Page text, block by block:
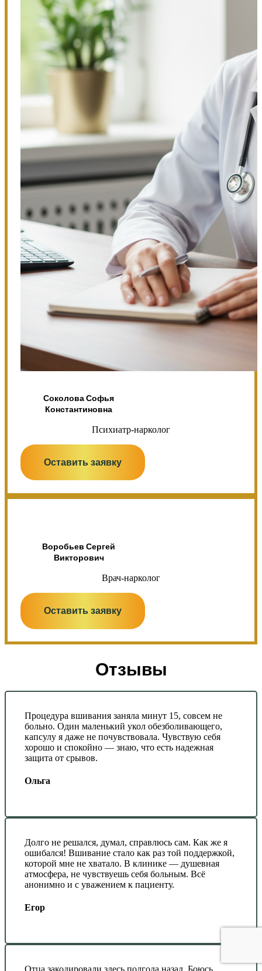
Соколова Софья
Константиновна
Психиатр-нарколог
Оставить заявку
Воробьев Сергей
Викторович
Врач-нарколог
Оставить заявку
Отзывы
Процедура вшивания заняла минут 15, совсем не
больно. Один маленький укол обезболивающего,
капсулу я даже не почувствовала. Чувствую себя
хорошо и спокойно — знаю, что есть надежная
защита от срывов.
Ольга
Долго не решался, думал, справлюсь сам. Как же я
ошибался! Вшивание стало как раз той поддержкой,
которой мне не хватало. В клинике — душевная
атмосфера, не чувствуешь себя больным. Всё
анонимно и с уважением к пациенту.
Егор
Отца закодировали здесь полгода назад. Боюсь